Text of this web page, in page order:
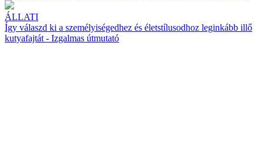
ÁLLATI
Így válaszd ki a személyiségedhez és életstílusodhoz leginkább illő
kutyafajtát - Izgalmas útmutató